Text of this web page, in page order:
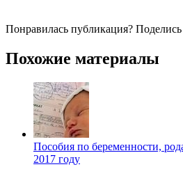
Понравилась публикация? Поделись
Похожие материалы
Пособия по беременности,
2017 году